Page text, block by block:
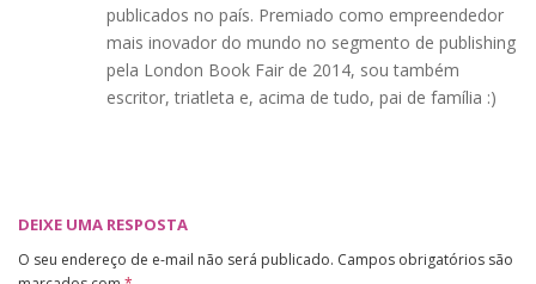
publicados no país. Premiado como empreendedor
mais inovador do mundo no segmento de publishing
pela London Book Fair de 2014, sou também
escritor, triatleta e, acima de tudo, pai de família :)
DEIXE UMA RESPOSTA
O seu endereço de e-mail não será publicado. Campos obrigatórios são